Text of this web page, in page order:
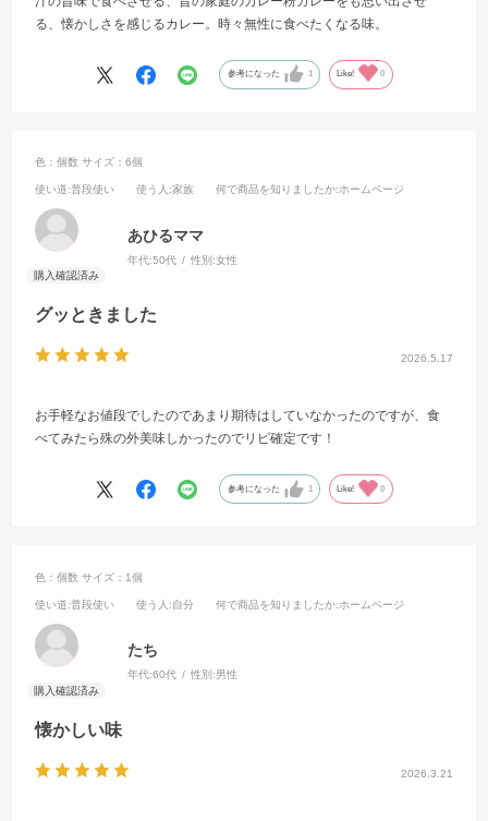
る、懐かしさを感じるカレー。時々無性に食べたくなる味。
参考になった 1 Like! 0
2026.5.17
グッときました
色：個数 サイズ：6個
使い道:普段使い 使う人 :家族 何で商品を知りましたか:ホームページ
あひるママ
年代:50代 性別:女性
お手軽なお値段でしたのであまり期待はしていなかったのですが、食
べてみたら殊の外美味しかったのでリピ確定です！
参考になった 1 Like! 0
2026.3.21
懐かしい味
色：個数 サイズ：1個
使い道:普段使い 使う人 :自分 何で商品を知りましたか:ホームページ
たち
年代:60代 性別:男性